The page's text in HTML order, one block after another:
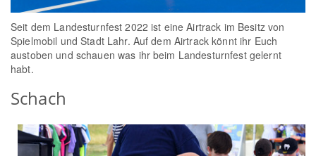
Seit dem Landesturnfest 2022 ist eine Airtrack im Besitz von
Spielmobil und Stadt Lahr. Auf dem Airtrack könnt ihr Euch
austoben und schauen was ihr beim Landesturnfest gelernt
habt.
Schach